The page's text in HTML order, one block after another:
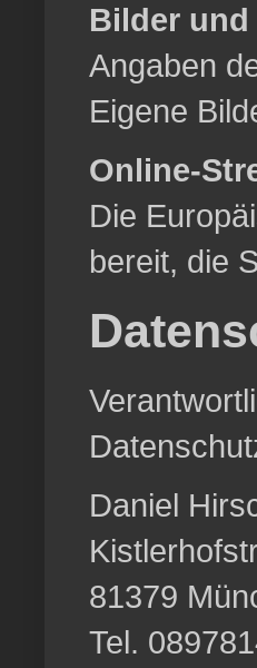
Bilder
Angaben
Eigene
Online-
Die
bereit, die
Daniel
81379
Tel.